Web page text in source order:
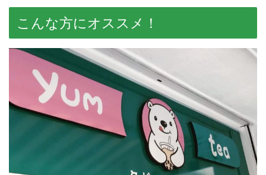
こんな方にオススメ！